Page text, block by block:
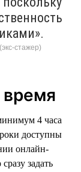
стажер)
4 часа
доступны
онлайн-
задать